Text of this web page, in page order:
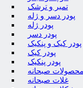
تمبر و ترشک
پودر دسر و ژله
پودر ژله
پودر دسر
پودر کیک و پنکیک
پودر کیک
پودر پنکیک
صبحانه
غلات صبحانه